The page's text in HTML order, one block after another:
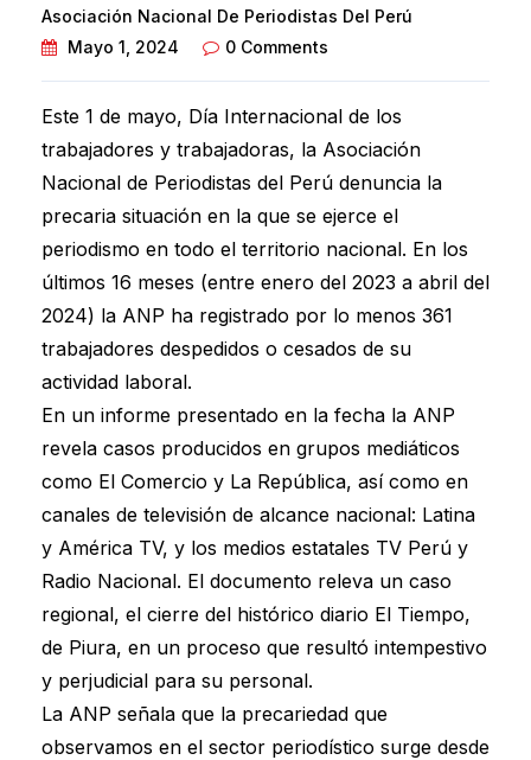
Asociación Nacional De Periodistas Del Perú
Mayo 1, 2024
0 Comments
Este 1 de mayo, Día Internacional de los
trabajadores y trabajadoras, la Asociación
Nacional de Periodistas del Perú denuncia la
precaria situación en la que se ejerce el
periodismo en todo el territorio nacional. En los
últimos 16 meses (entre enero del 2023 a abril del
2024) la ANP ha registrado por lo menos 361
trabajadores despedidos o cesados de su
actividad laboral.
En un informe presentado en la fecha la ANP
revela casos producidos en grupos mediáticos
como El Comercio y La República, así como en
canales de televisión de alcance nacional: Latina
y América TV, y los medios estatales TV Perú y
Radio Nacional. El documento releva un caso
regional, el cierre del histórico diario El Tiempo,
de Piura, en un proceso que resultó intempestivo
y perjudicial para su personal.
La ANP señala que la precariedad que
observamos en el sector periodístico surge desde